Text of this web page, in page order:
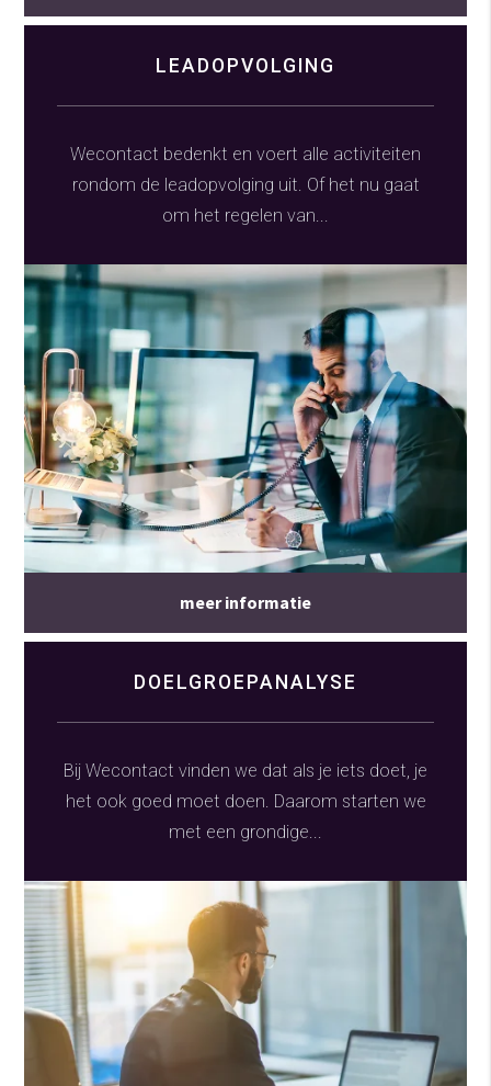
LEADOPVOLGING
Wecontact bedenkt en voert alle activiteiten
rondom de leadopvolging uit. Of het nu gaat
om het regelen van...
meer informatie
DOELGROEPANALYSE
Bij Wecontact vinden we dat als je iets doet, je
het ook goed moet doen. Daarom starten we
met een grondige...